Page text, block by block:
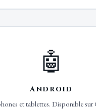
🤖
Android
et tablettes. Disponible sur